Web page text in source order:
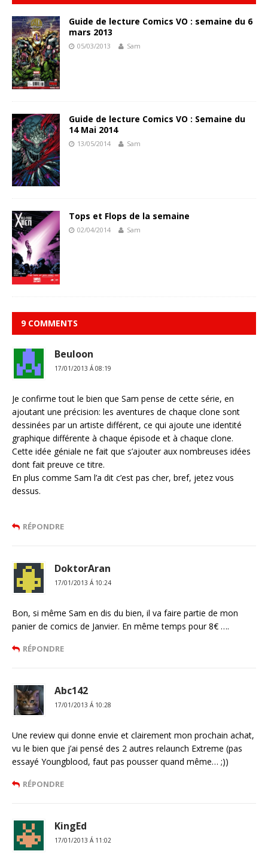
Guide de lecture Comics VO : semaine du 6
mars 2013
05/03/2013 Sam
Guide de lecture Comics VO : Semaine du
14 Mai 2014
13/05/2014 Sam
Tops et Flops de la semaine
02/04/2014 Sam
9 COMMENTS
Beuloon
17/01/2013 Á 08:19
Je confirme tout le bien que Sam pense de cette série, en
ajoutant une précision: les aventures de chaque clone sont
dessinées par un artiste différent, ce qui ajoute une identité
graphique différente à chaque épisode et à chaque clone.
Cette idée géniale ne fait que s’ajouter aux nombreuses idées
dont fait preuve ce titre.
En plus comme Sam l’a dit c’est pas cher, bref, jetez vous
dessus.
RÉPONDRE
DoktorAran
17/01/2013 Á 10:24
Bon, si même Sam en dis du bien, il va faire partie de mon
panier de comics de Janvier. En même temps pour 8€ ….
RÉPONDRE
Abc142
17/01/2013 Á 10:28
Une review qui donne envie et clairement mon prochain achat,
vu le bien que j’ai pensé des 2 autres relaunch Extreme (pas
essayé Youngblood, faut pas pousser quand même… ;))
RÉPONDRE
KingEd
17/01/2013 Á 11:02